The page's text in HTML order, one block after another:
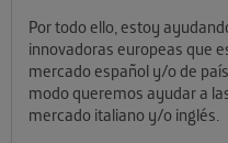
Por todo ello, estoy
innovadoras europeas que
mercado español y/o de
modo queremos ayudar a
mercado italiano y/o inglés.